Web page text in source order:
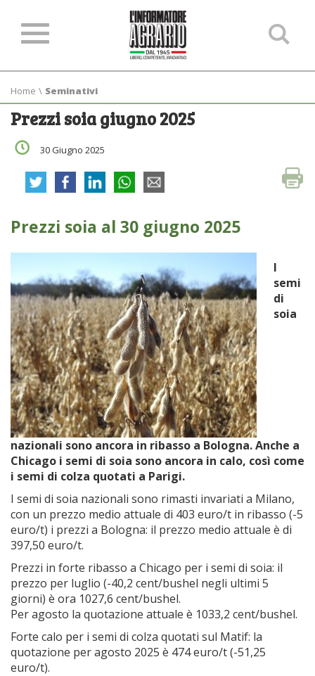
Home \ Seminativi
Prezzi soia giugno 2025
30 Giugno 2025
Prezzi soia al 30 giugno 2025
I
semi
di
soia
nazionali sono ancora in ribasso a Bologna.Anche a
Chicago i semi di soia sono ancora in calo, così come
i semi di colza quotati a Parigi.
I semi di soia nazionali sono rimasti invariati a Milano,
con un prezzo medio attuale di 403 euro/t in ribasso (-5
euro/t) i prezzi a Bologna: il prezzo medio attuale è di
397,50 euro/t.
Prezzi in forte ribasso a Chicago per i semi di soia: il
prezzo per luglio (-40,2 cent/bushel negli ultimi 5
giorni) è ora 1027,6 cent/bushel.
Per agosto la quotazione attuale è 1033,2 cent/bushel.
Forte calo per i semi di colza quotati sul Matif: la
quotazione per agosto 2025 è 474 euro/t (-51,25
euro/t).